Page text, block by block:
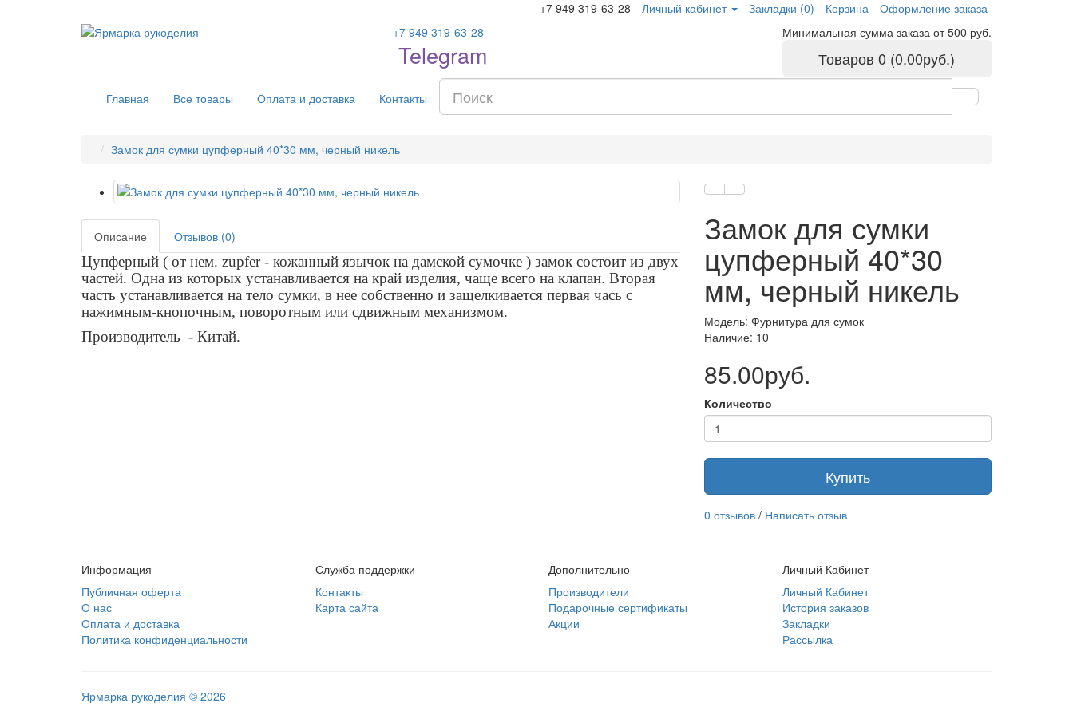
+7 949 319-63-28 Личный кабинет Закладки (0) Корзина
Оформление заказа
+7 949 319-63-28
Telegram
Минимальная сумма заказа от 500 руб.
Товаров 0 (0.00руб.)
Главная Все товары Оплата и доставка Контакты
Замок для сумки цупферный 40*30 мм, черный никель
Описание Отзывов (0)
Цупферный ( от нем. zupfer - кожанный язычок на дамской сумочке ) замок состоит из двух
частей. Одна из которых устанавливается на край изделия, чаще всего на клапан. Вторая
часть устанавливается на тело сумки, в нее собственно и защелкивается первая чась с
нажимным-кнопочным, поворотным или сдвижным механизмом.
Производитель - Китай.
Замок для сумки
цупферный 40*30
мм, черный никель
Модель: Фурнитура для сумок
Наличие: 10
85.00руб.
Количество
Купить
0 отзывов / Написать отзыв
Информация
Публичная оферта
О нас
Оплата и доставка
Политика конфиденциальности
Служба поддержки
Контакты
Карта сайта
Дополнительно
Производители
Подарочные сертификаты
Акции
Личный Кабинет
Личный Кабинет
История заказов
Закладки
Рассылка
Ярмарка рукоделия © 2026